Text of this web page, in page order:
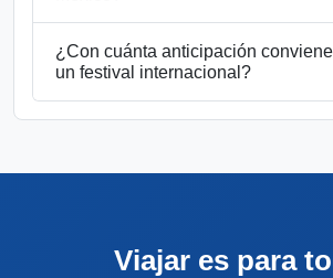
¿Con cuánta anticipación
un festival internacional?
Viajar es para